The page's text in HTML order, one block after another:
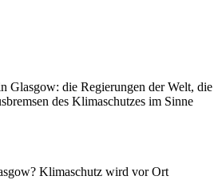
Glasgow: die Regierungen der Welt, die
des Klimaschutzes im Sinne
Klimaschutz wird vor Ort